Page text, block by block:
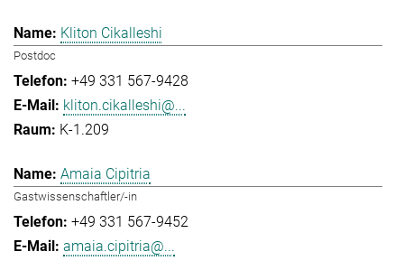
Kliton Cikalleshi
Postdoc
+49 331 567-9428
kliton.cikalleshi@...
K-1.209
Amaia Cipitria
Gastwissenschaftler/-in
+49 331 567-9452
amaia.cipitria@...